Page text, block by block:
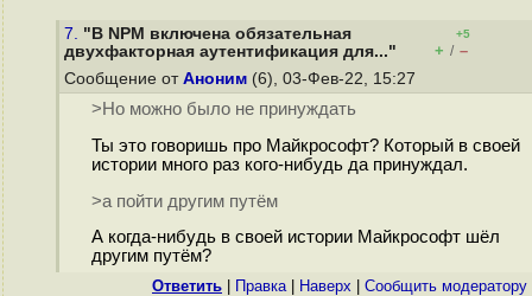
7. "В NPM включена обязательная
двухфакторная аутентификация для..."
+5
+ / –
Сообщение от Аноним (6), 03-Фев-22, 15:27
>Но можно было не принуждать
Ты это говоришь про Майкрософт? Который в своей
истории много раз кого-нибудь да принуждал.
>а пойти другим путём
А когда-нибудь в своей истории Майкрософт шёл
другим путём?
Ответить Правка| Наверх Cообщить модератору